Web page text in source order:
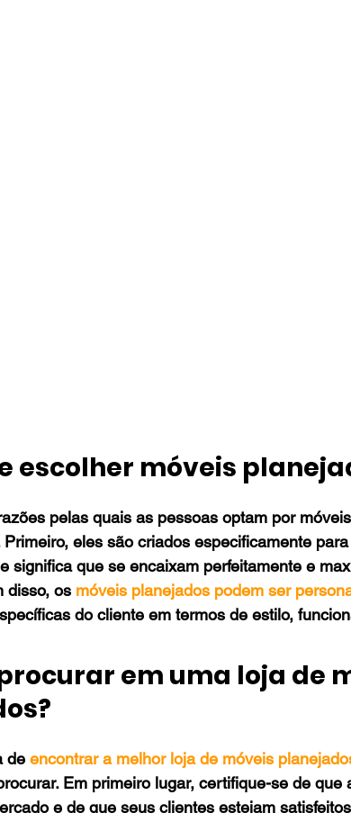
escolher móveis
pelas quais as pessoas optam por
eles são criados especificamente
significa que se encaixam perfeitamente e
disso, os móveis planejados podem ser
do cliente em termos de estilo,
em uma loja de
de encontrar a melhor loja de móveis
Em primeiro lugar, certifique-se de que
e de que seus clientes estejam